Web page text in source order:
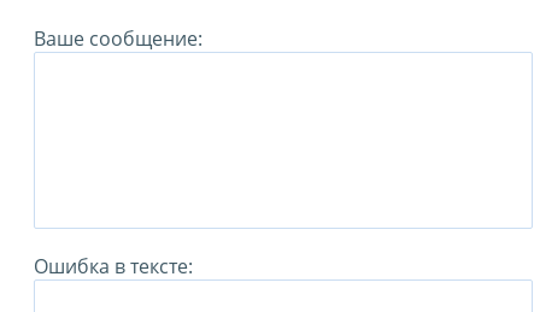
Ваше сообщение:
Ошибка в тексте: